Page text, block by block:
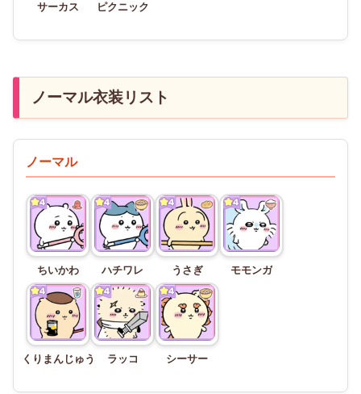
サーカス ピクニック
ノーマル衣装リスト
ノーマル
ちいかわ ハチワレ うさぎ モモンガ
くりまんじゅう ラッコ シーサー